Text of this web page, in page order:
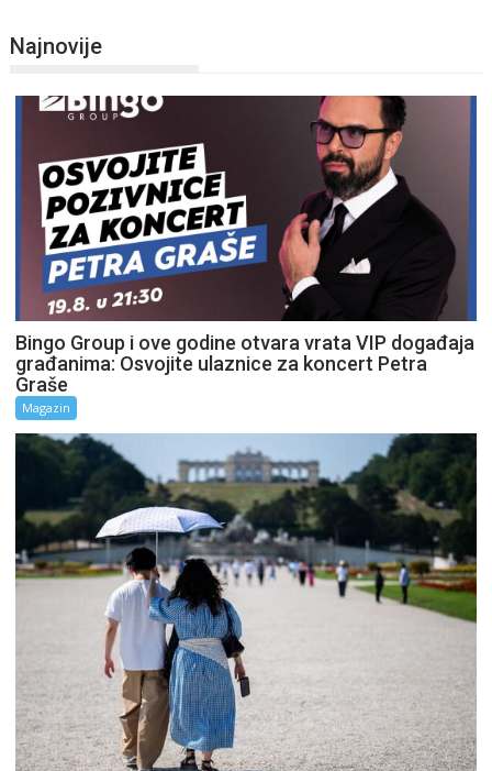
Najnovije
Bingo Group i ove godine otvara vrata VIP događaja
građanima: Osvojite ulaznice za koncert Petra
Graše
Magazin